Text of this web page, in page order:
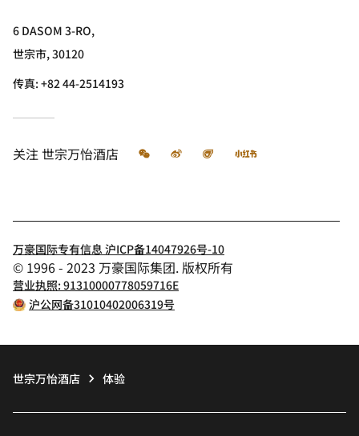
6 DASOM 3-RO,
世宗市, 30120
传真:+82 44-2514193
关注 世宗万怡酒店 微信 微博 飞猪 小红书
万豪国际专有信息 沪ICP备14047926号-10
© 1996 - 2023 万豪国际集团. 版权所有
营业执照: 91310000778059716E
沪公网备31010402006319号
世宗万怡酒店 体验